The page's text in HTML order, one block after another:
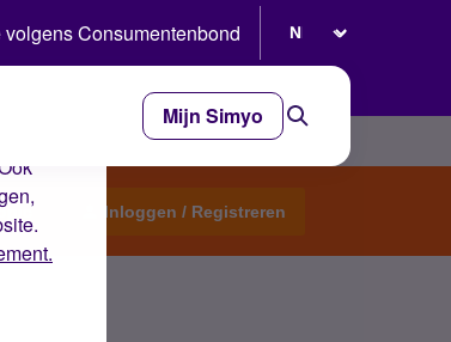
de
Consumentenbond
Mijn Simyo
Inloggen / Registreren